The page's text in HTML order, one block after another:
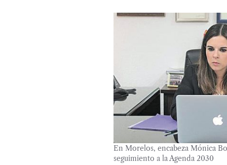
En Morelos, encabeza Mónica
seguimiento a la Agenda 2030